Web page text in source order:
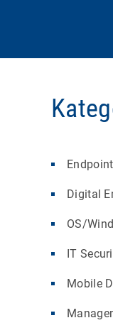
Digital
OS/
IT
Mobile